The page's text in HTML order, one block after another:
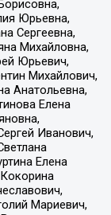
Юрьевна,
Сергеевна,
Михайловна,
Юрьевич,
Михайлович,
Анатольевна,
Елена
Иванович,
Елена
Мариевич,